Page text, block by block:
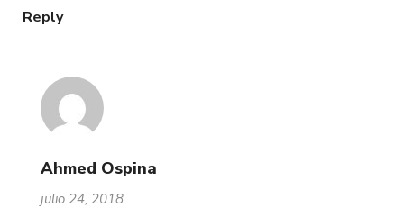
Reply
Ahmed Ospina
julio 24, 2018